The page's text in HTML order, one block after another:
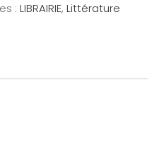
: LIBRAIRIE, Littérature